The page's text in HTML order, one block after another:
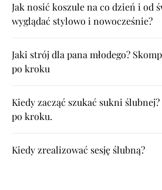
Jak nosić koszule na co dzień i od
wyglądać stylowo i nowocześnie?
Jaki strój dla pana młodego?
po kroku
Kiedy zacząć szukać sukni
po kroku.
Kiedy zrealizować sesję ślubną?